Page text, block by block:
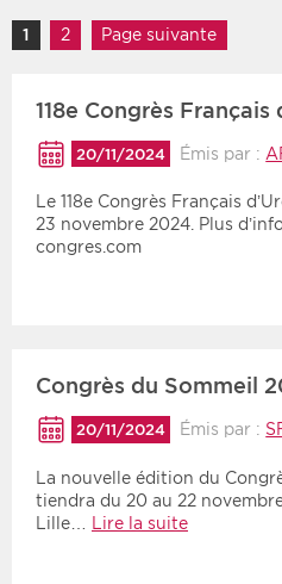
Rendez-vous des 7
prochains jours
derniers jours
Recherche par mots clés
Secteur
Médico-social
Choisir une date de début
Choisir une date
Navigation des
Page
1 Page
2 Page suivante
118e Congrès Français
20/11/2024 Émis par :
Le 118e Congrès Français
23 novembre 2024. Plus
congres.com
Congrès du Sommeil
20/11/2024 Émis par :
La nouvelle édition du
tiendra du 20 au 22
Lille… Lire la suite